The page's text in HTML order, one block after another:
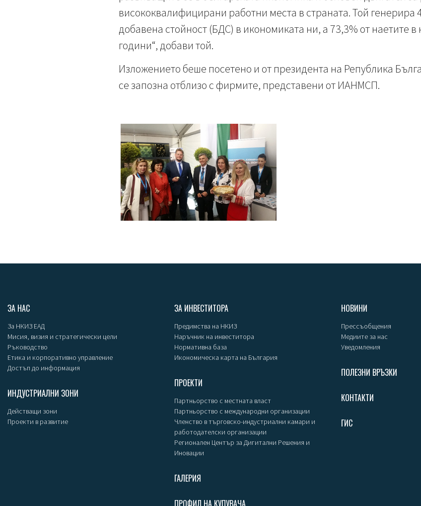
висококвалифицирани работни места в страната. Той генерира
добавена стойност (БДС) в икономиката ни, а 73,3% от наетите в
години“, добави той.
Изложението беше посетено и от президента на Република
се запозна отблизо с фирмите, представени от ИАНМСП.
ЗА НАС
За НКИЗ ЕАД
Мисия, визия и стратегически цели
Ръководство
Етика и корпоративно управление
Достъп до информация
ИНДУСТРИАЛНИ ЗОНИ
Действащи зони
Проекти в развитие
ЗА ИНВЕСТИТОРА
Предимства на НКИЗ
Наръчник на инвеститора
Нормативна база
Икономическа карта на България
ПРОЕКТИ
Партньорство с местната власт
Партньорство с международни организации
Членство в търговско-индустриални камари и
работодателски организации
Регионален Център за Дигитални Решения и
Иновации
ГАЛЕРИЯ
ПРОФИЛ НА КУПУВАЧА
НОВИНИ
Прессъобщения
Медиите за нас
Уведомления
ПОЛЕЗНИ ВРЪЗКИ
КОНТАКТИ
ГИС